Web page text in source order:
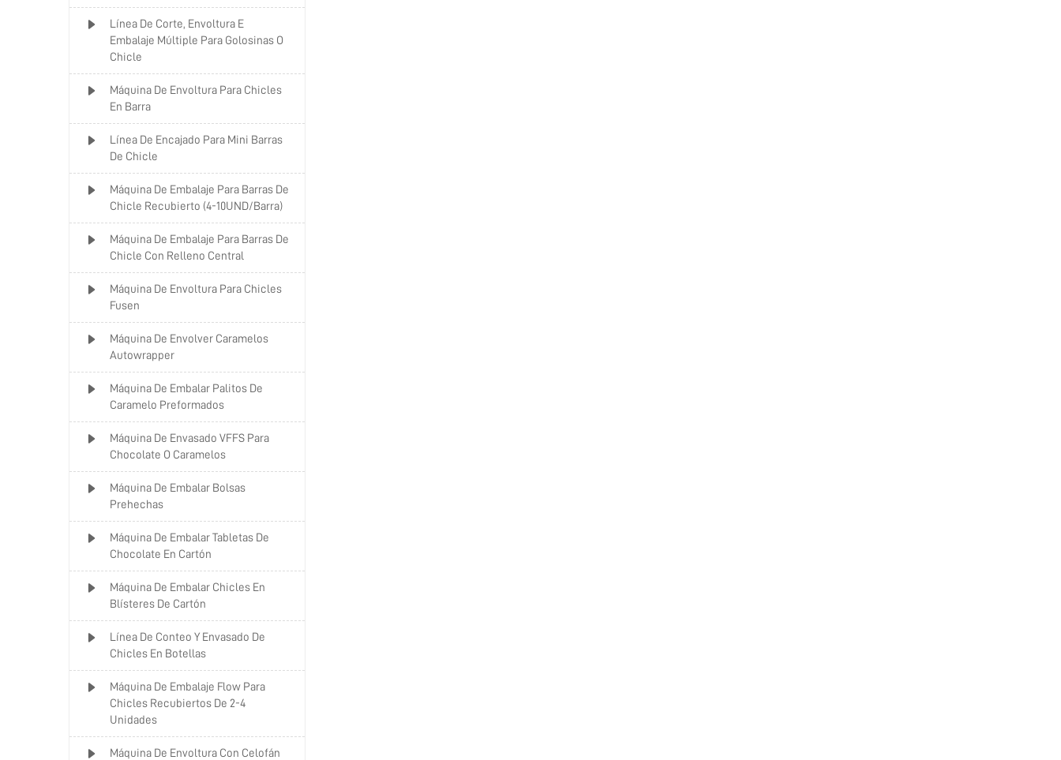
Línea De Corte, Envoltura E
Embalaje Múltiple Para Golosinas O
Chicle
Máquina De Envoltura Para Chicles
En Barra
Línea De Encajado Para Mini Barras
De Chicle
Máquina De Embalaje Para Barras De
Chicle Recubierto (4-10UND/Barra)
Máquina De Embalaje Para Barras De
Chicle Con Relleno Central
Máquina De Envoltura Para Chicles
Fusen
Máquina De Envolver Caramelos
Autowrapper
Máquina De Embalar Palitos De
Caramelo Preformados
Máquina De Envasado VFFS Para
Chocolate O Caramelos
Máquina De Embalar Bolsas
Prehechas
Máquina De Embalar Tabletas De
Chocolate En Cartón
Máquina De Embalar Chicles En
Blísteres De Cartón
Línea De Conteo Y Envasado De
Chicles En Botellas
Máquina De Embalaje Flow Para
Chicles Recubiertos De 2-4
Unidades
Máquina De Envoltura Con Celofán